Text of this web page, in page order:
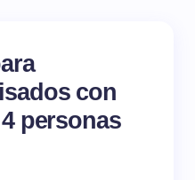
con
4 personas